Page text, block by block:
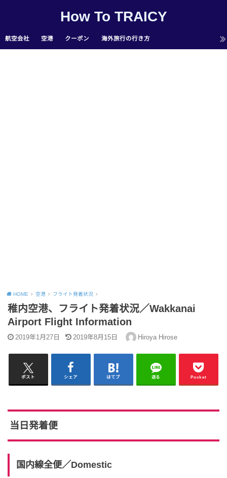
How To TRAICY
航空会社 空港 クーポン 海外旅行の行き方
HOME 空港 フライト発着状況
稚内空港、フライト発着状況／Wakkanai
Airport Flight Information
2019年1月27日 2019年8月15日 Hiroya Hirose
ポスト シェア はてブ 送る Pocket
当日発着便
国内線全便／Domestic